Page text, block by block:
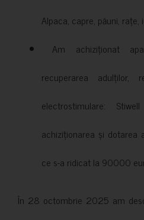
Alpaca, capre, păuni, rațe,
Am achiziționat
recuperarea
electrostimulare:
achiziționarea și dotarea
ce s-a ridicat la 90000
În 28 octombrie 2025 am